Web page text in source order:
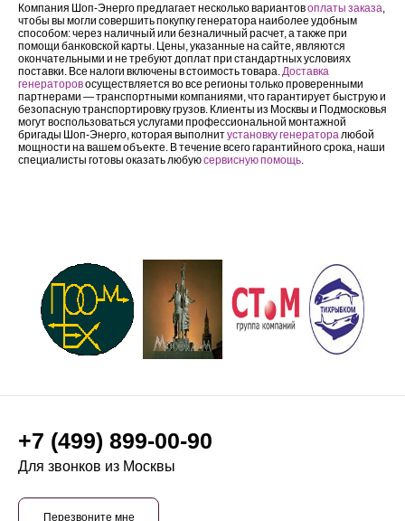
Компания Шоп-Энерго предлагает несколько вариантовоплаты заказа
чтобы вы могли совершить покупку генератора наиболее удобным
способом: через наличный или безналичный расчет, а также при
помощи банковской карты. Цены, указанные на сайте, являются
окончательными и не требуют доплат при стандартных условиях
поставки. Все налоги включены в стоимость товара. Доставка
генераторовосуществляется во все регионы только проверенными
партнерами — транспортными компаниями, что гарантирует быструю и
безопасную транспортировку грузов. Клиенты из Москвы и Подмосковья
могут воспользоваться услугами профессиональной монтажной
бригады Шоп-Энерго, которая выполнитустановку генератора любой
мощности на вашем объекте. В течение всего гарантийного срока, наши
специалисты готовы оказать любуюсервисную помощь
+7 (499) 899-00-90
Для звонков из Москвы
Перезвоните мне